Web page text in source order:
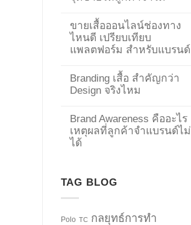
ขายเสื้อออนไลน์ช่องทาง
ไหนดี เปรียบเทียบ
แพลตฟอร์ม สำหรับแบรนด์
Branding เสื้อ สำคัญกว่า
Design จริงไหม
Brand Awareness คืออะไร
เหตุผลที่ลูกค้าจำแบรนด์ไม่
ได้
TAG BLOG
Polo TC กลยุทธ์การทำ